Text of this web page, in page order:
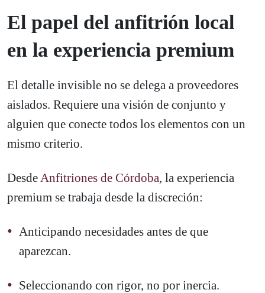
El papel del anfitrión local
en la experiencia premium
El detalle invisible no se delega a proveedores
aislados. Requiere una visión de conjunto y
alguien que conecte todos los elementos con un
mismo criterio.
DesdeAnfitriones de Córdoba, la experiencia
premium se trabaja desde la discreción:
Anticipando necesidades antes de que
aparezcan.
Seleccionando con rigor, no por inercia.